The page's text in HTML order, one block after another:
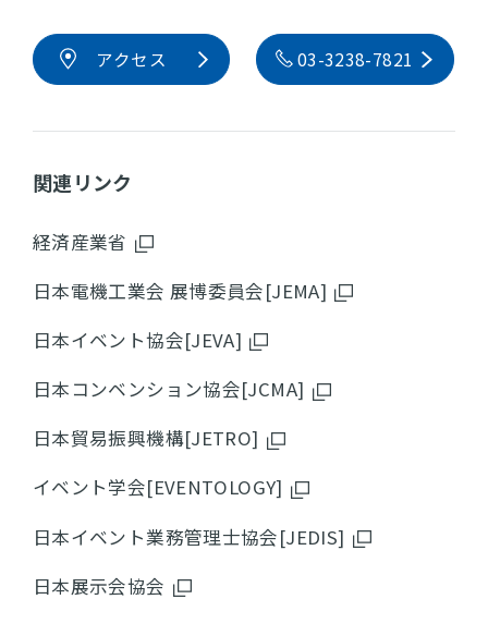
アクセス 03-3238-7821
関連リンク
経済産業省
日本電機工業会 展博委員会[JEMA]
日本イベント協会[JEVA]
日本コンベンション協会[JCMA]
日本貿易振興機構[JETRO]
イベント学会[EVENTOLOGY]
日本イベント業務管理士協会[JEDIS]
日本展示会協会